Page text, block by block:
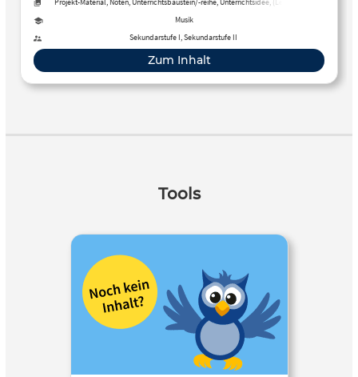
Projekt-Material, Noten, Unterrichtsbaustein/-reihe, Unterrichtsidee, (Lehr-)Buch,
Musik
Sekundarstufe I, Sekundarstufe II
Zum Inhalt
Tools